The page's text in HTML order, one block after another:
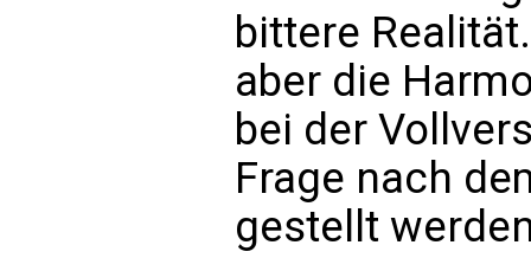
bittere
aber die
bei der
Frage nach
gestellt